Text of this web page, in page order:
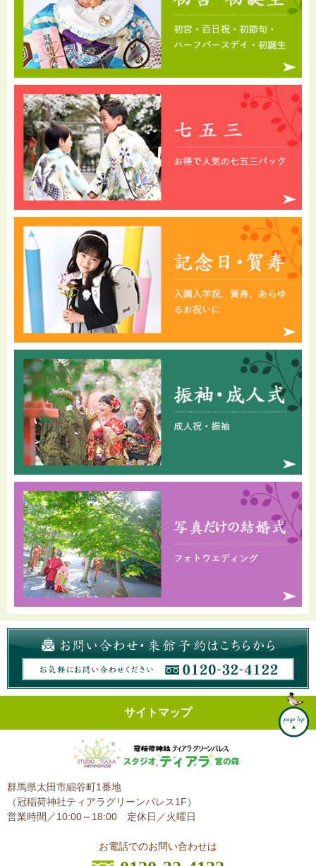
サイトマップ
群馬県太田市細谷町1番地
（冠稲荷神社ティアラグリーンパレス1F）
営業時間／10:00～18:00 定休日／火曜日
お電話でのお問い合わせは